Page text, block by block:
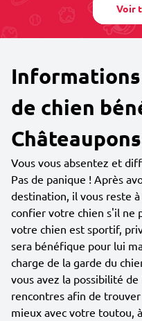
Voir
de chien
Vous vous absentez et
Pas de panique ! Après
destination, il vous reste
confier votre chien s'il ne
votre chien est sportif,
sera bénéfique pour lui
charge de la garde du
vous avez la possibilité
rencontres afin de
mieux avec votre toutou,